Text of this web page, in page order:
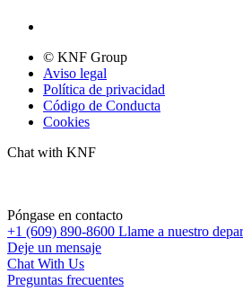
© KNF Group
Aviso legal
Política de privacidad
Código de Conducta
Cookies
Chat with KNF
Póngase en contacto
+1 (609) 890-8600 Llame a nuestro
Deje un mensaje
Chat With Us
Preguntas frecuentes